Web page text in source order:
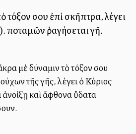
τόξον σου ἐπὶ σκῆπτρα, λέγει
ποταμῶν ῥαγήσεται γῆ.
μὲ δύναμιν τὸ τόξον σου
τῆς γῆς, λέγει ὁ Κύριος
καὶ ἄφθονα ὕδατα